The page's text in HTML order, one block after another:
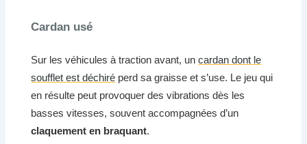
Cardan usé
Sur les véhicules à traction avant, uncardan dont le
soufflet est déchiré perd sa graisse et s’use. Le jeu qui
en résulte peut provoquer des vibrations dès les
basses vitesses, souvent accompagnées d’un
claquement en braquant.